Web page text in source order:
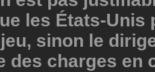
les États-Unis
sinon le
des charges en